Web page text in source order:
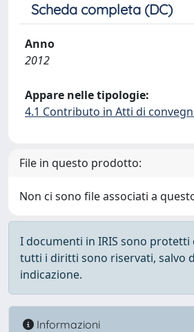
Scheda completa (DC)
Anno
2012
Appare nelle tipologie:
4.1 Contributo in Atti di
File in questo prodotto:
Non ci sono file associati a
I documenti in IRIS sono protetti
tutti i diritti sono riservati, salvo
indicazione.
Informazioni